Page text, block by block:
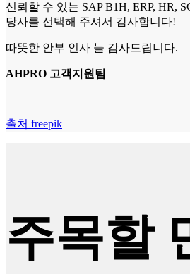
신뢰할 수 있는 SAP B1H, ERP, HR,
당사를 선택해 주셔서 감사합니다!
따뜻한 안부 인사 늘 감사드립니다.
AHPRO 고객지원팀
출처 freepik
주목할